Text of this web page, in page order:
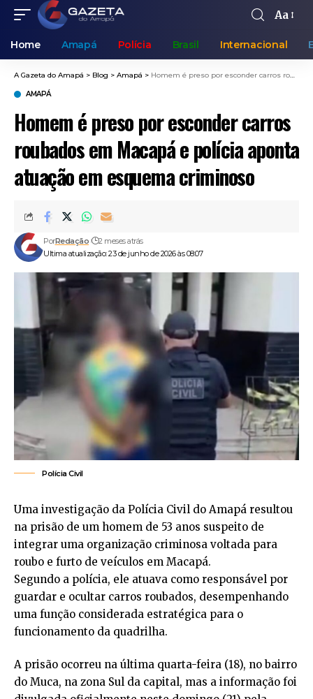
Aa
Home Amapá Polícia Brasil Internacional
A Gazeta do Amapá > Blog > Amapá > Homem é preso por esconder carros roubados em Macapá e polícia aponta atuação em esquema criminoso
AMAPÁ
Homem é preso por esconder carros
roubados em Macapá e polícia aponta
atuação em esquema criminoso
Ultima atualização: 23 de junho de 2026 às 08:07
PorRedação 2 meses atrás
Polícia Civil
Uma investigação da Polícia Civil do Amapá resultou
na prisão de um homem de 53 anos suspeito de
integrar uma organização criminosa voltada para
roubo e furto de veículos em Macapá.
Segundo a polícia, ele atuava como responsável por
guardar e ocultar carros roubados, desempenhando
uma função considerada estratégica para o
funcionamento da quadrilha.
A prisão ocorreu na última quarta-feira (18), no bairro
do Muca, na zona Sul da capital, mas a informação foi